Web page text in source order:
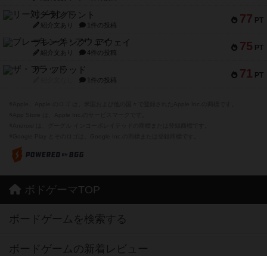
77 PT
リー対グラント
紹介文あり 1件の投稿
75 PT
ブレーキング・アウェイ
紹介文あり 4件の投稿
71 PT
ザ・フラッド
1件の投稿
ボドゲーマTOP
ボードゲームを検索する
ボードゲームの新着レビュー